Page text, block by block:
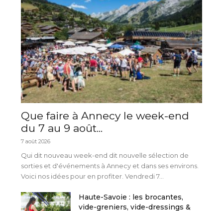
Que faire à Annecy le week-end
du 7 au 9 août...
7 août 2026
Qui dit nouveau week-end dit nouvelle sélection de
sorties et d'événements à Annecy et dans ses environs.
Voici nos idées pour en profiter. Vendredi 7...
Haute-Savoie : les brocantes,
vide-greniers, vide-dressings &